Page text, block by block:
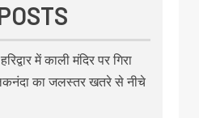
में काली मंदिर पर गिरा
का जलस्तर खतरे से नीचे